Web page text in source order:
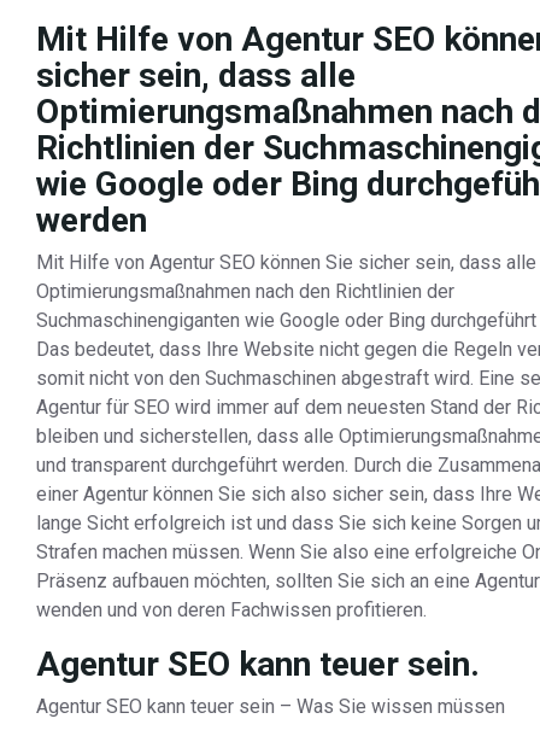
Mit Hilfe von Agentur SEO
sicher sein, dass alle
Optimierungsmaßnahmen nach
Richtlinien der
wie Google oder Bing
werden
Mit Hilfe von Agentur SEO können Sie sicher sein, dass alle
Optimierungsmaßnahmen nach den Richtlinien der
Suchmaschinengiganten wie Google oder Bing
Das bedeutet, dass Ihre Website nicht gegen die Regeln
somit nicht von den Suchmaschinen abgestraft wird. Eine
Agentur für SEO wird immer auf dem neuesten Stand der
bleiben und sicherstellen, dass alle
und transparent durchgeführt werden. Durch die
einer Agentur können Sie sich also sicher sein, dass Ihre
lange Sicht erfolgreich ist und dass Sie sich keine Sorgen
Strafen machen müssen. Wenn Sie also eine erfolgreiche
Präsenz aufbauen möchten, sollten Sie sich an eine
wenden und von deren Fachwissen profitieren.
Agentur SEO kann teuer sein.
Agentur SEO kann teuer sein – Was Sie wissen müssen